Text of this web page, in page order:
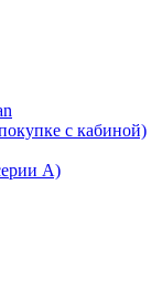
с кабиной)
A)